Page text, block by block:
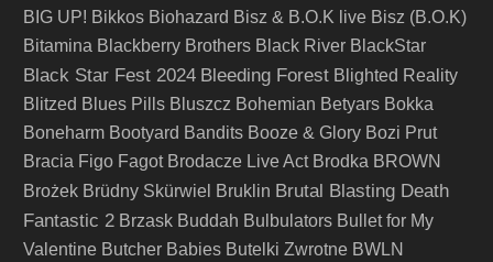
BIG UP! Bikkos Biohazard Bisz & B.O.K live Bisz (B.O.K)
Bitamina Blackberry Brothers Black River BlackStar
Black Star Fest 2024 Bleeding Forest Blighted Reality
Blitzed Blues Pills Bluszcz Bohemian Betyars Bokka
Boneharm Bootyard Bandits Booze & Glory Bozi Prut
Bracia Figo Fagot Brodacze Live Act Brodka BROWN
Brożek Brüdny Skürwiel Bruklin Brutal Blasting Death
Fantastic 2 Brzask Buddah Bulbulators Bullet for My
Valentine Butcher Babies Butelki Zwrotne BWLN